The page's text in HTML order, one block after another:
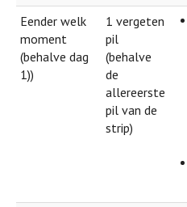
Eender welk
moment
(behalve dag
1))
1 vergeten
pil
(behalve
de
allereerste
pil van de
strip)